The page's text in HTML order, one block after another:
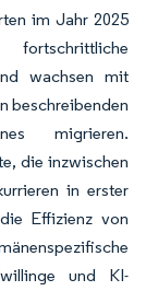
im Jahr 2025
wachsen mit
beschreibenden
migrieren.
die inzwischen
in erster
Effizienz von
und KI-